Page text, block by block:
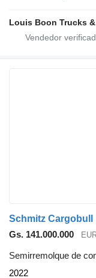
Louis Boon Trucks
Schmitz Cargobull
Gs. 141.000.000
Semirremolque de
2022